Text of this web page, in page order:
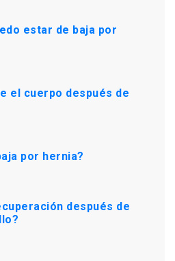
estar de baja por
el cuerpo después de
por hernia?
después de